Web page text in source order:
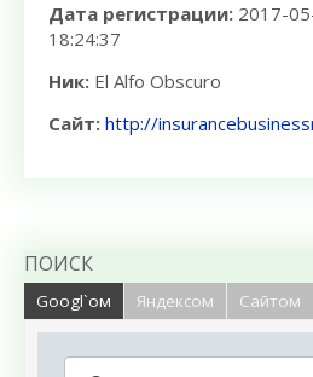
Дата регистрации: 2017-
18:24:37
Ник: El Alfo Obscuro
Сайт: http://
ПОИСК
Googl`ом Яндексом Сайтом